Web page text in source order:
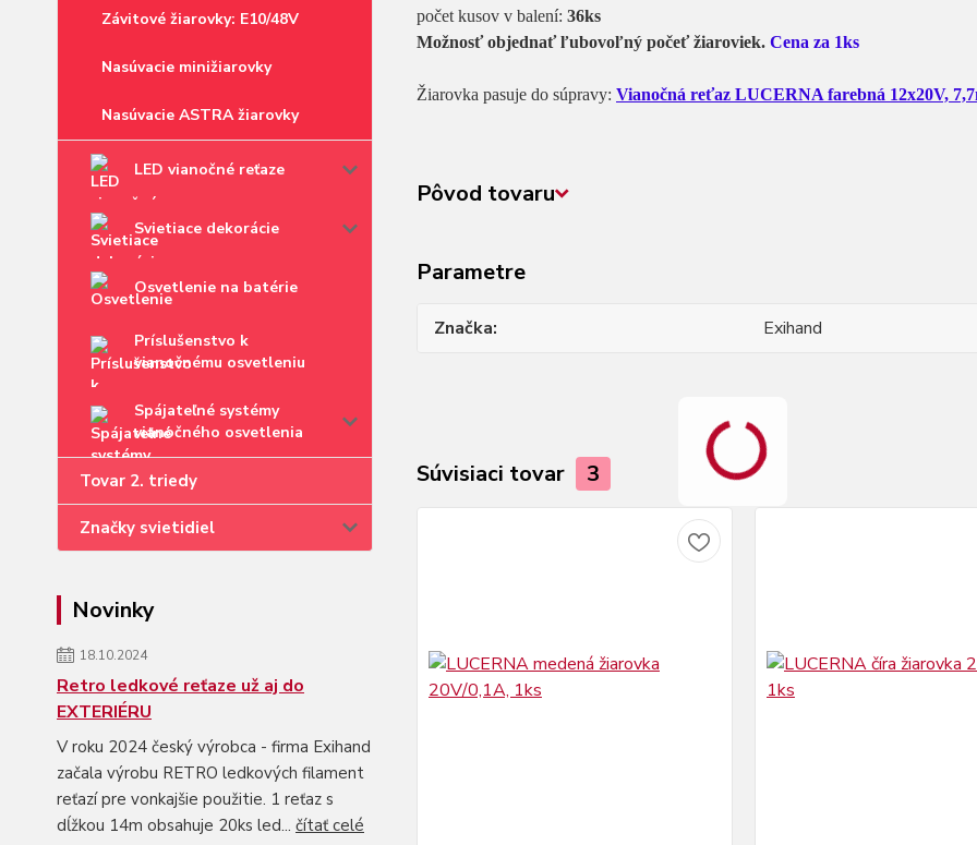
Závitové žiarovky: E10/48V
Nasúvacie minižiarovky
Nasúvacie ASTRA žiarovky
LED vianočné reťaze
Svietiace dekorácie
Osvetlenie na batérie
Príslušenstvo k
vianočnému osvetleniu
Spájateľné systémy
vianočného osvetlenia
Tovar 2. triedy
Značky svietidiel
Novinky
18.10.2024
Retro ledkové reťaze už aj do
EXTERIÉRU
V roku 2024 český výrobca - firma Exihand
začala výrobu RETRO ledkových filament
reťazí pre vonkajšie použitie. 1 reťaz s
dĺžkou 14m obsahuje 20ks led... čítať celé
počet kusov v balení: 36ks
Možnosť objednať ľubovoľný počeť žiaroviek. Cena za 1ks
Žiarovka pasuje do súpravy: Vianočná reťaz LUCERNA farebná 12x20V,
Pôvod tovaru
Parametre
Značka Exihand
Súvisiaci tovar 3